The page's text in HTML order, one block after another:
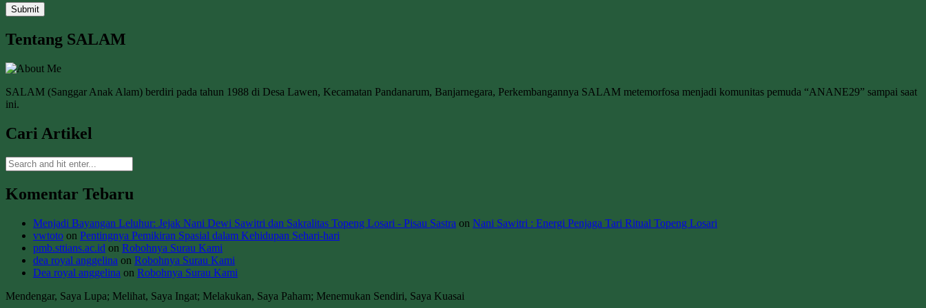
Tentang SALAM
SALAM (Sanggar Anak Alam) berdiri pada tahun 1988 di Desa Lawen, Kecamatan Pandanarum, Banjarnegara, Perkembangannya SALAM metemorfosa menjadi komunitas pemuda “ANANE29” sampai saat
ini.
Cari Artikel
Komentar Tebaru
Menjadi Bayangan Leluhur: Jejak Nani Dewi Sawitri dan Sakralitas Topeng Losari - Pisau Sastra on Nani Sawitri : Energi Penjaga Tari Ritual Topeng Losari
vwtoto on Pentingnya Pemikiran Spasial dalam Kehidupan Sehari-hari
pmb.sttians.ac.id on Robohnya Surau Kami
dea royal anggelina on Robohnya Surau Kami
Dea royal anggelina on Robohnya Surau Kami
Mendengar, Saya Lupa; Melihat, Saya Ingat; Melakukan, Saya Paham; Menemukan Sendiri, Saya Kuasai